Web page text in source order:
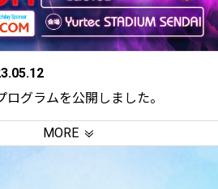
ログラムを公開しました。
MORE